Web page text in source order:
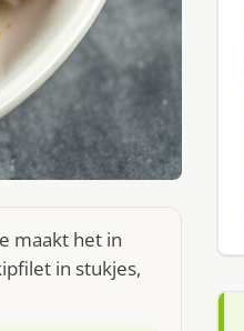
maakt het in
in stukjes,